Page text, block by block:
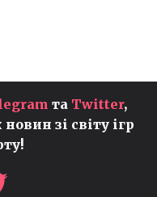
та Twitter,
зі світу ігр